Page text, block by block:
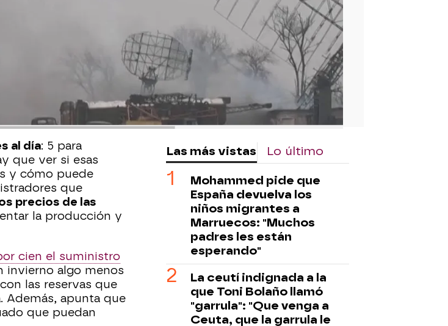
Capital, señala
más inmediatas
ya supera los
que la
dos meses
al día: 5 para
que ver si esas
y cómo puede
que
precios de las
la producción y
cien el suministro
invierno algo menos
las reservas que
Además, apunta que
que puedan
Las más vistas Lo último
Mohammed pide que
España devuelva los
niños migrantes a
Marruecos: "Muchos
padres les están
esperando"
La ceutí indignada a la
que Toni Bolaño llamó
"garrula": "Que venga a
Ceuta, que la garrula le